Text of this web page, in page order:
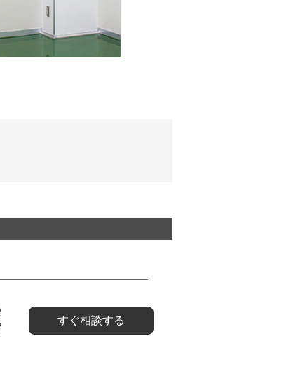
すぐ相談する